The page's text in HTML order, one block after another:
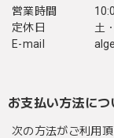
営業時間
定休日
土
E-mail
お支払い方法につ
次の方法がご利用頂